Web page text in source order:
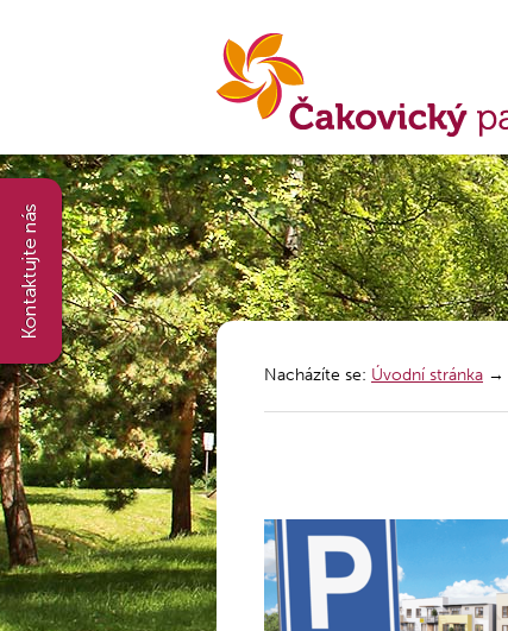
Nacházíte se: Úvodní stránka →